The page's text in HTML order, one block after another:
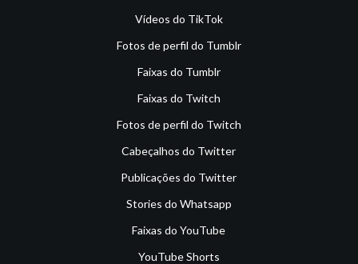
Vídeos do TikTok
Fotos de perfil do Tumblr
Faixas do Tumblr
Faixas do Twitch
Fotos de perfil do Twitch
Cabeçalhos do Twitter
Publicações do Twitter
Stories do Whatsapp
Faixas do YouTube
YouTube Shorts